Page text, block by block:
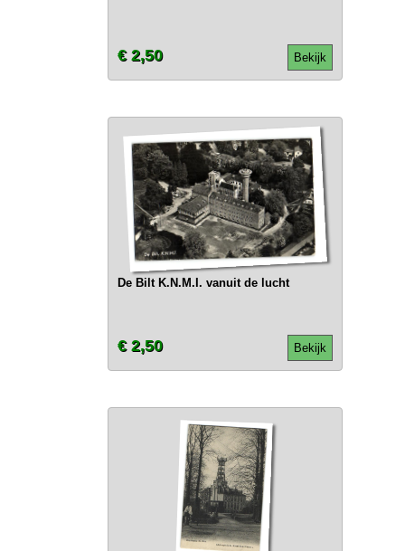
Bekijk
€ 2,50
De Bilt K.N.M.I. vanuit de lucht
Bekijk
€ 2,50